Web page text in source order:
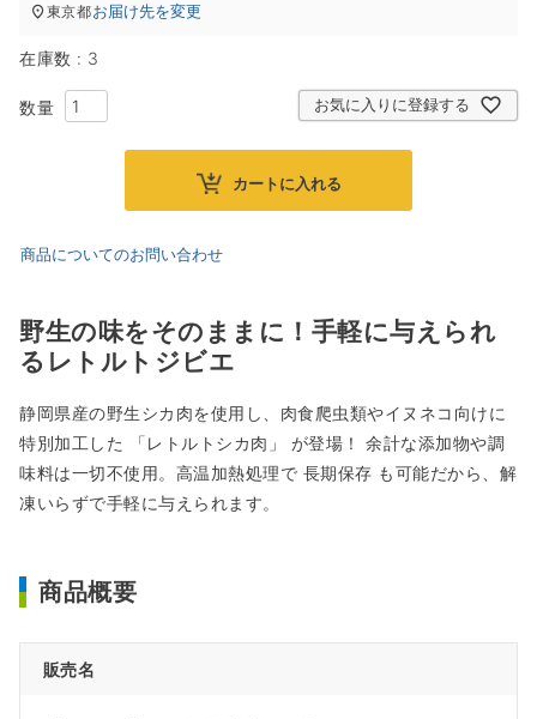
東京都お届け先を変更
在庫数 3
お気に入りに登録する
カートに入れる
商品についてのお問い合わせ
野生の味をそのままに！手軽に与えられ
るレトルトジビエ
静岡県産の野生シカ肉を使用し、肉食爬虫類やイヌネコ向けに
特別加工した 「レトルトシカ肉」 が登場！ 余計な添加物や調
味料は一切不使用。高温加熱処理で 長期保存 も可能だから、解
凍いらずで手軽に与えられます。
商品概要
販売名